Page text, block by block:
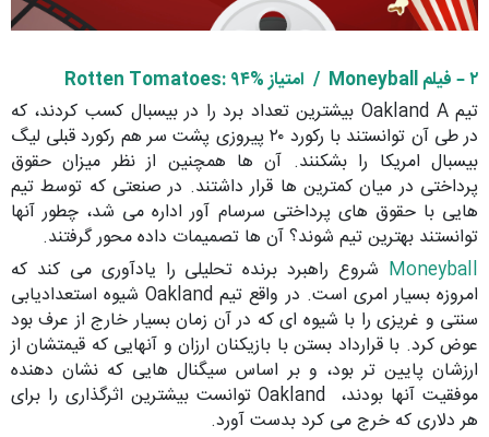
۲ – فیلم Moneyball / امتیاز Rotten Tomatoes: ۹۴%
تیم Oakland A بیشترین تعداد برد را در بیسبال کسب کردند، که
در طی آن توانستند با رکورد ۲۰ پیروزی پشت سر هم رکورد قبلی لیگ
بیسبال امریکا را بشکنند. آن ها همچنین از نظر میزان حقوق
پرداختی در میان کمترین ها قرار داشتند. در صنعتی که توسط تیم
هایی با حقوق های پرداختی سرسام آور اداره می شد، چطور آنها
توانستند بهترین تیم شوند؟ آن ها تصمیمات داده محور گرفتند.
Moneyball شروع راهبرد برنده تحلیلی را یادآوری می کند که
امروزه بسیار امری است. در واقع تیم Oakland شیوه استعدادیابی
سنتی و غریزی را با شیوه ای که در آن زمان بسیار خارج از عرف بود
عوض کرد. با قرارداد بستن با بازیکنان ارزان و آنهایی که قیمتشان از
ارزشان پایین تر بود، و بر اساس سیگنال هایی که نشان دهنده
موفقیت آنها بودند، Oakland توانست بیشترین اثرگذاری را برای
هر دلاری که خرج می کرد بدست آورد.